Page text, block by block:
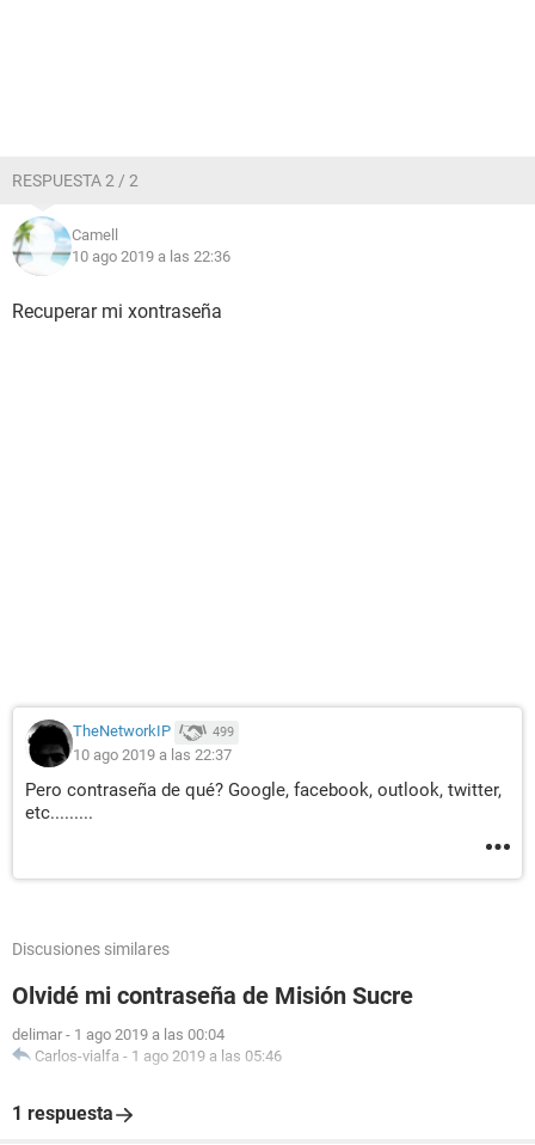
RESPUESTA 2 / 2
Camell
10 ago 2019 a las 22:36
Recuperar mi xontraseña
TheNetworkIP 499
10 ago 2019 a las 22:37
Pero contraseña de qué? Google, facebook, outlook, twitter,
etc.........
Discusiones similares
Olvidé mi contraseña de Misión Sucre
delimar - 1 ago 2019 a las 00:04
Carlos-vialfa - 1 ago 2019 a las 05:46
1 respuesta